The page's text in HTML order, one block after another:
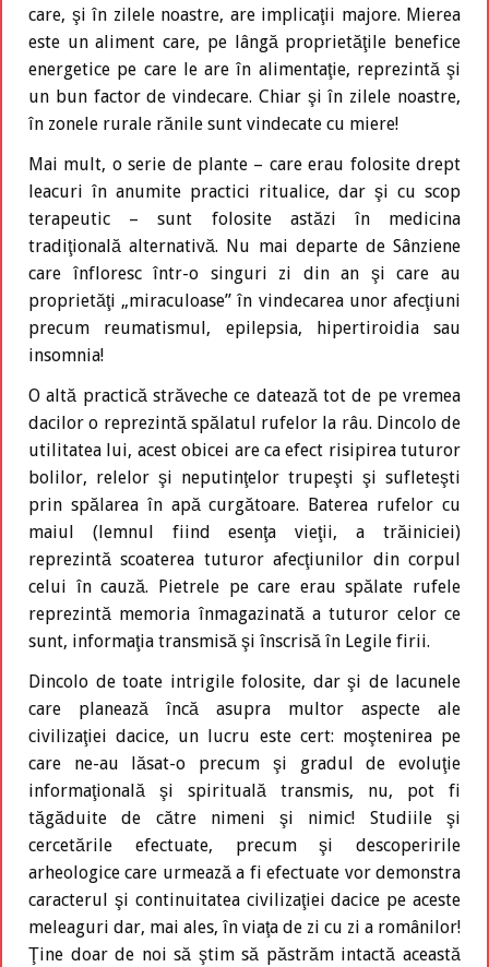
care, şi în zilele noastre, are implicaţii majore. Mierea
este un aliment care, pe lângă proprietăţile benefice
energetice pe care le are în alimentaţie, reprezintă şi
un bun factor de vindecare. Chiar şi în zilele noastre,
în zonele rurale rănile sunt vindecate cu miere!
Mai mult, o serie de plante – care erau folosite drept
leacuri în anumite practici ritualice, dar şi cu scop
terapeutic – sunt folosite astăzi în medicina
tradiţională alternativă. Nu mai departe de Sânziene
care înfloresc într-o singuri zi din an şi care au
proprietăţi „miraculoase” în vindecarea unor afecţiuni
precum reumatismul, epilepsia, hipertiroidia sau
insomnia!
O altă practică străveche ce datează tot de pe vremea
dacilor o reprezintă spălatul rufelor la râu. Dincolo de
utilitatea lui, acest obicei are ca efect risipirea tuturor
bolilor, relelor şi neputinţelor trupeşti şi sufleteşti
prin spălarea în apă curgătoare. Baterea rufelor cu
maiul (lemnul fiind esenţa vieţii, a trăiniciei)
reprezintă scoaterea tuturor afecţiunilor din corpul
celui în cauză. Pietrele pe care erau spălate rufele
reprezintă memoria înmagazinată a tuturor celor ce
sunt, informaţia transmisă şi înscrisă în Legile firii.
Dincolo de toate intrigile folosite, dar şi de lacunele
care planează încă asupra multor aspecte ale
civilizaţiei dacice, un lucru este cert: moştenirea pe
care ne-au lăsat-o precum şi gradul de evoluţie
informaţională şi spirituală transmis, nu, pot fi
tăgăduite de către nimeni şi nimic! Studiile şi
cercetările efectuate, precum şi descoperirile
arheologice care urmează a fi efectuate vor demonstra
caracterul şi continuitatea civilizaţiei dacice pe aceste
meleaguri dar, mai ales, în viaţa de zi cu zi a românilor!
Ţine doar de noi să ştim să păstrăm intactă această